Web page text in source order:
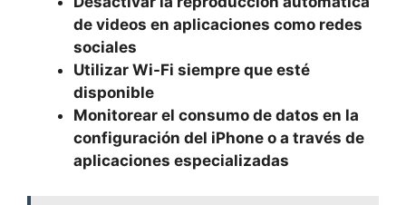
de videos en aplicaciones como redes
sociales
Utilizar Wi-Fi siempre que esté
disponible
Monitorear el consumo de datos en la
configuración del iPhone o a través de
aplicaciones especializadas